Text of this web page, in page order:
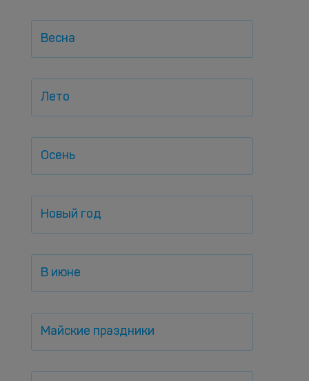
Весна
Лето
Осень
Новый год
В июне
Майские праздники